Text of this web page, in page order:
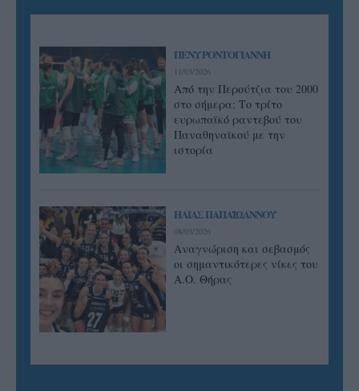
ΠΕΝΥ ΡΟΝΤΟΓΙΑΝΝΗ
11/03/2026
Από την Περούτζια του 2000
στο σήμερα: Tο τρίτο
ευρωπαϊκό ραντεβού του
Παναθηναϊκού με την
ιστορία
ΗΛΙΑΣ ΠΑΠΑΪΩΑΝΝΟΥ
08/03/2026
Αναγνώριση και σεβασμός
οι σημαντικότερες νίκες του
Α.Ο. Θήρας